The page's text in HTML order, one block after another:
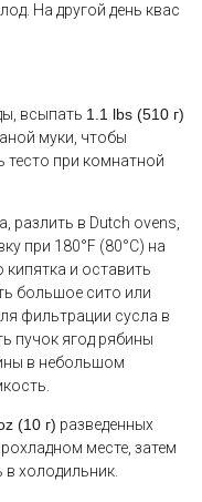
На другой день квас
всыпать 1.1 lbs (510 г)
муки, чтобы
тесто при комнатной
разлить в Dutch ovens,
при 180°F (80°C) на
кипятка и оставить
большое сито или
фильтрации сусла в
пучок ягод рябины
в небольшом
(10 г) разведенных
месте, затем
холодильник.